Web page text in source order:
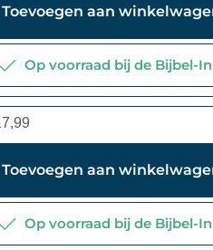
Op voorraad bij de Bijbel-In
Op voorraad bij de Bijbel-In